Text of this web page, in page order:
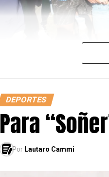
DEPORTES
Para
Por Lautaro Cammi